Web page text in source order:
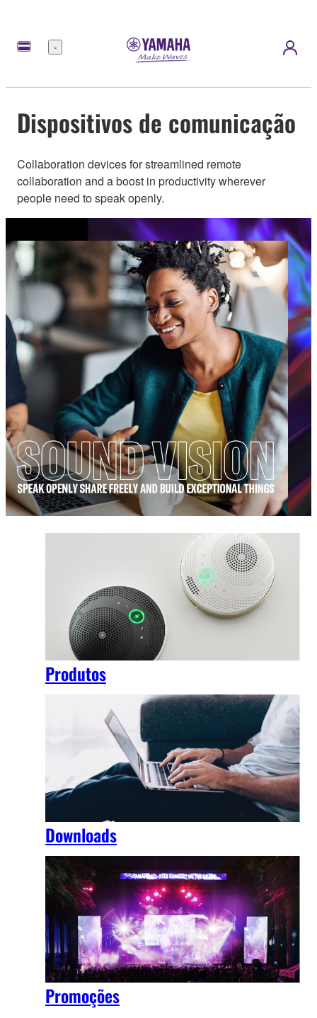
Menu
Dispositivos de comunicação
Collaboration devices for streamlined remote
collaboration and a boost in productivity wherever
people need to speak openly.
Produtos
Downloads
Promoções